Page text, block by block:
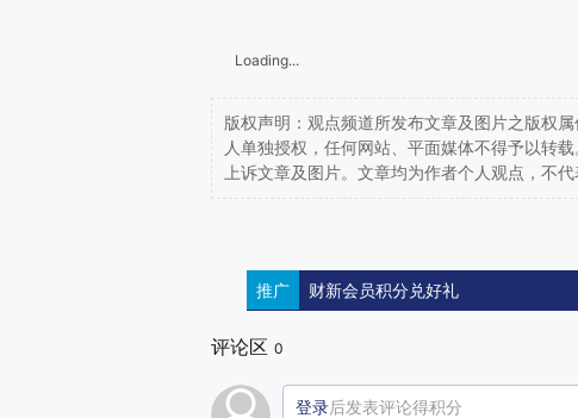
Loading...
版权声明：观点频道所发布文章及图片之版权
人单独授权，任何网站、平面媒体不得予以转
上诉文章及图片。文章均为作者个人观点，不代
推广 财新会员积分兑好礼
评论区 0
登录后发表评论得积分